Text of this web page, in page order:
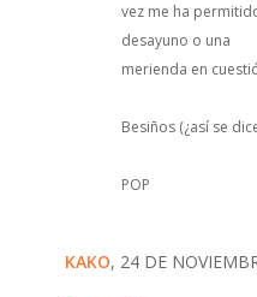
vez me ha
desayuno o una
merienda en
Besiños (¿así se
POP
KAKO, 24 DE